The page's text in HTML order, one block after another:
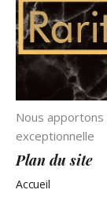
Nous
exceptionnelle
Plan du site
Accueil